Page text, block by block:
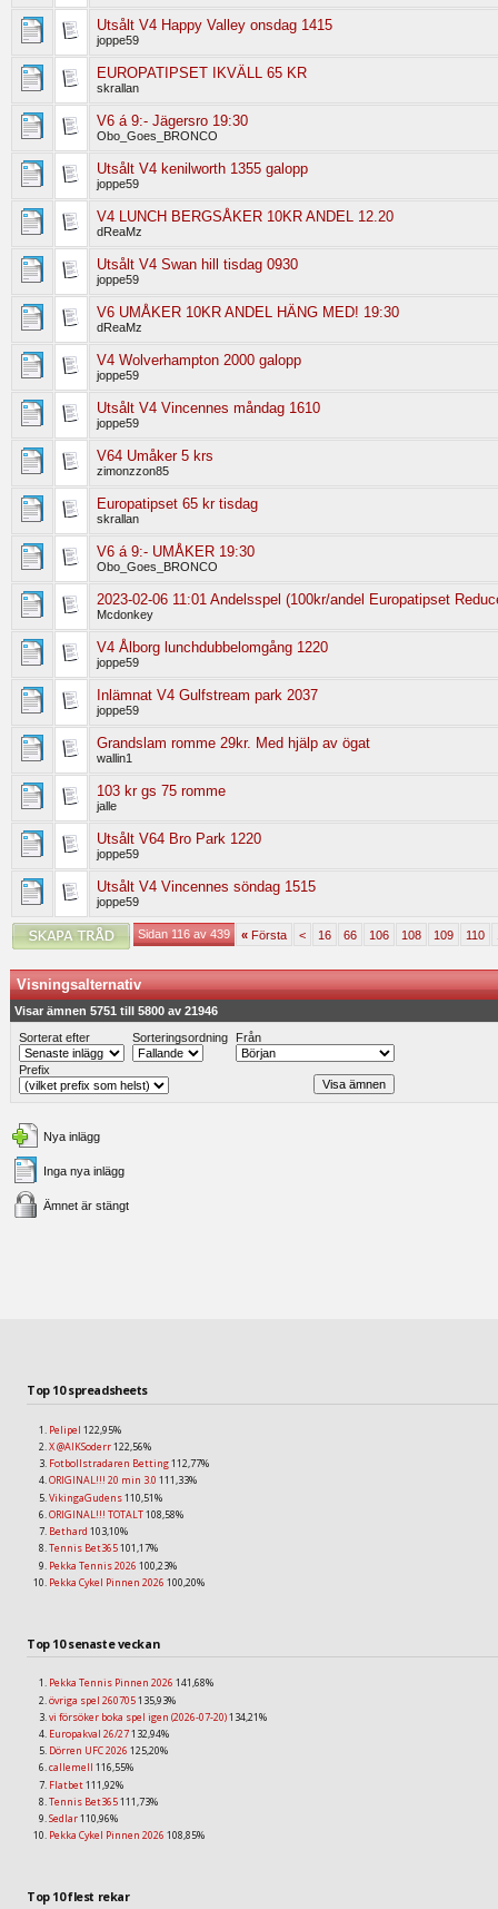
Utsålt V4 Happy Valley onsdag 1415
joppe59
EUROPATIPSET IKVÄLL 65 KR
skrallan
V6 á 9:- Jägersro 19:30
Obo_Goes_BRONCO
Utsålt V4 kenilworth 1355 galopp
joppe59
V4 LUNCH BERGSÅKER 10KR ANDEL 12.20
dReaMz
Utsålt V4 Swan hill tisdag 0930
joppe59
V6 UMÅKER 10KR ANDEL HÄNG MED! 19:30
dReaMz
V4 Wolverhampton 2000 galopp
joppe59
Utsålt V4 Vincennes måndag 1610
joppe59
V64 Umåker 5 krs
zimonzzon85
Europatipset 65 kr tisdag
skrallan
V6 á 9:- UMÅKER 19:30
Obo_Goes_BRONCO
2023-02-06 11:01 Andelsspel (100kr/andel Europatipset
Mcdonkey
V4 Ålborg lunchdubbelomgång 1220
joppe59
Inlämnat V4 Gulfstream park 2037
joppe59
Grandslam romme 29kr. Med hjälp av ögat
wallin1
103 kr gs 75 romme
jalle
Utsålt V64 Bro Park 1220
joppe59
Utsålt V4 Vincennes söndag 1515
joppe59
Sidan 116 av 439 «Första < 16 66 106 108 109 110
Visningsalternativ
Visar ämnen 5751 till 5800 av 21946
Sorterat efter
Sorteringsordning Från
Prefix
Nya inlägg
Inga nya inlägg
Ämnet är stängt
Top 10 spreadsheets
Pelipel 122,95%
X @AIKSoderr122,56%
Fotbollstradaren Betting112,77%
ORIGINAL!!! 20 min 3.0 111,33%
VikingaGudens110,51%
ORIGINAL!!! TOTALT108,58%
Bethard 103,10%
Tennis Bet365101,17%
Pekka Tennis 2026 100,23%
Pekka Cykel Pinnen 2026 100,20%
Top 10 senaste veckan
Pekka Tennis Pinnen 2026 141,68%
övriga spel 260705135,93%
vi försöker boka spel igen (2026-07-20)134,21%
Europakval 26/27132,94%
Dörren UFC 2026 125,20%
callemell 116,55%
Flatbet111,92%
Tennis Bet365111,73%
Sedlar110,96%
Pekka Cykel Pinnen 2026 108,85%
Top 10 flest rekar